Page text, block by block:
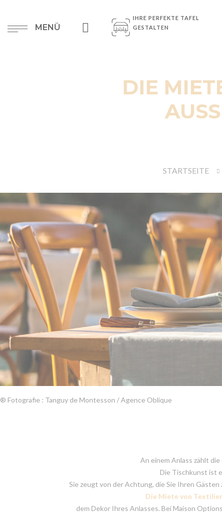
MENÜ
IHRE PERFEKTE TAFEL
GESTALTEN
DIE
STARTSEITE
® Fotografie : Tanguy de Montesson / Agence Oblique
An einem Anlass zählt
Die Tischkunst ist
Sie zeugt von der Achtung, die Sie Ihren
Die Miete von
dem Dekor Ihres Anlasses. Bei Maison